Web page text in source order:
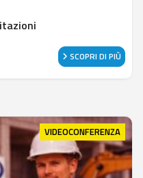
SCOPRI DI PIÙ
VIDEOCONFERENZA